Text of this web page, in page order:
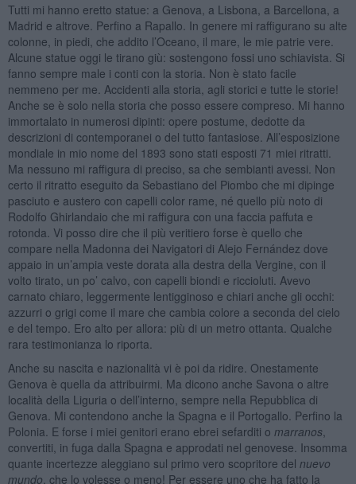
Tutti mi hanno eretto statue: a Genova, a Lisbona, a Barcellona, a
Madrid e altrove. Perfino a Rapallo. In genere mi raffigurano su alte
colonne, in piedi, che addito l’Oceano, il mare, le mie patrie vere.
Alcune statue oggi le tirano giù: sostengono fossi uno schiavista. Si
fanno sempre male i conti con la storia. Non è stato facile
nemmeno per me. Accidenti alla storia, agli storici e tutte le storie!
Anche se è solo nella storia che posso essere compreso. Mi hanno
immortalato in numerosi dipinti: opere postume, dedotte da
descrizioni di contemporanei o del tutto fantasiose. All’esposizione
mondiale in mio nome del 1893 sono stati esposti 71 miei ritratti.
Ma nessuno mi raffigura di preciso, sa che sembianti avessi. Non
certo il ritratto eseguito da Sebastiano del Piombo che mi dipinge
pasciuto e austero con capelli color rame, né quello più noto di
Rodolfo Ghirlandaio che mi raffigura con una faccia paffuta e
rotonda. Vi posso dire che il più veritiero forse è quello che
compare nella Madonna dei Navigatori di Alejo Fernández dove
appaio in un’ampia veste dorata alla destra della Vergine, con il
volto tirato, un po’ calvo, con capelli biondi e riccioluti. Avevo
carnato chiaro, leggermente lentigginoso e chiari anche gli occhi:
azzurri o grigi come il mare che cambia colore a seconda del cielo
e del tempo. Ero alto per allora: più di un metro ottanta. Qualche
rara testimonianza lo riporta.
Anche su nascita e nazionalità vi è poi da ridire. Onestamente
Genova è quella da attribuirmi. Ma dicono anche Savona o altre
località della Liguria o dell’interno, sempre nella Repubblica di
Genova. Mi contendono anche la Spagna e il Portogallo. Perfino la
Polonia. E forse i miei genitori erano ebrei sefarditi o marranos,
convertiti, in fuga dalla Spagna e approdati nel genovese. Insomma
quante incertezze aleggiano sul primo vero scopritore del nuevo
mundo , che lo volesse o meno! Per essere uno che ha fatto la